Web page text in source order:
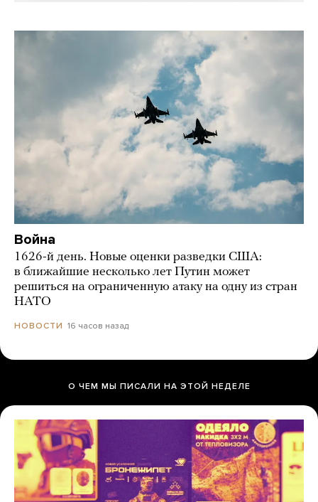
Война
1626-й день. Новые оценки разведки США:
в ближайшие несколько лет Путин может
решиться на ограниченную атаку на одну из стран
НАТО
НОВОСТИ 16 часов назад
О ЧЕМ МЫ ПИСАЛИ НА ЭТОЙ НЕДЕЛЕ